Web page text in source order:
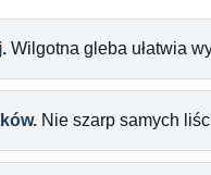
Wilgotna gleba ułatwia
Nie szarp samych